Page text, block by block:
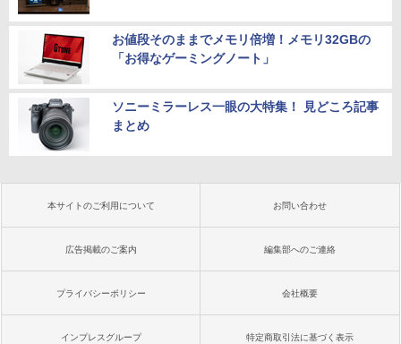
お値段そのままでメモリ倍増！メモリ32GBの
「お得なゲーミングノート」
ソニーミラーレス一眼の大特集！ 見どころ記事
まとめ
本サイトのご利用について お問い合わせ
広告掲載のご案内 編集部へのご連絡
プライバシーポリシー 会社概要
インプレスグループ 特定商取引法に基づく表示